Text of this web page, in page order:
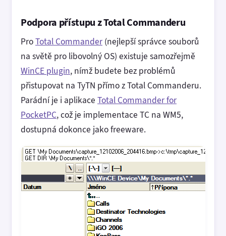
Podpora přístupu z Total Commanderu
ProTotal Commander (nejlepší správce souborů
na světě pro libovolný OS) existuje samozřejmě
WinCE plugin, nímž budete bez problémů
přistupovat na TyTN přímo z Total Commanderu.
Parádní je i aplikace Total Commander for
PocketPC, což je implementace TC na WM5,
dostupná dokonce jako freeware.